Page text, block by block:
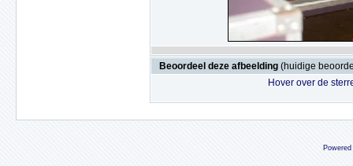
Beoordeel deze afbeelding (huidige
Hover over de